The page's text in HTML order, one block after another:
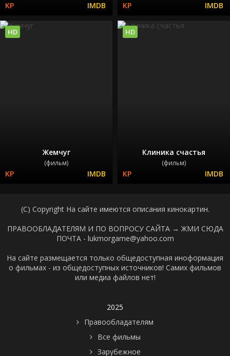
Жемчуг
(фильм)
HD
Клиника счастья
(фильм)
HD
(C) Copyright На сайте имеются описания кинокартин.
ПРАВООБЛАДАТЕЛЯМ И ПО ВОПРОСУ САЙТА → ЖМИ СЮДА
ПОЧТА - lukmorgame@yahoo.com
На сайте размещается только общедоступная иноформация
о фильмах - из общедоступных источников! Самих фильмов
или медиа файлов нет!
2025
Правообладателям
Все фильмы
Зарубежное